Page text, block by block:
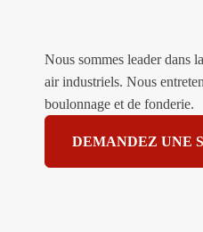
Nous sommes leader dans
air industriels. Nous
boulonnage et de fonderie.
DEMANDEZ UNE